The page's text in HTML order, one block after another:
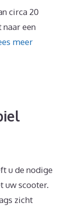
circa 20
een
meer
u de nodige
uw scooter.
zicht